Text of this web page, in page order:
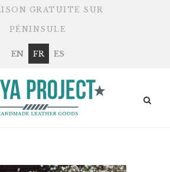
GRATUITE SUR
PÉNINSULE
EN FR ES